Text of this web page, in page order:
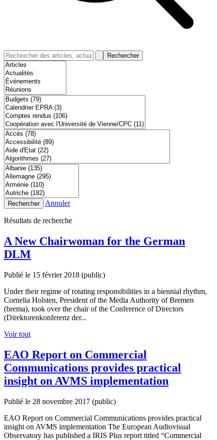
Rechercher
Rechercher Annuler
Résultats de recherche
A New Chairwoman for the German
DLM
Publié le 15 février 2018 (public)
Under their regime of rotating responsibilities in a biennial rhythm,
Cornelia Holsten, President of the Media Authority of Bremen
(brema), took over the chair of the Conference of Directors
(Direktorenkonferenz der...
Voir tout
EAO Report on Commercial
Communications provides practical
insight on AVMS implementation
Publié le 28 novembre 2017 (public)
EAO Report on Commercial Communications provides practical
insight on AVMS implementation The European Audiovisual
Observatory has published a IRIS Plus report titled “Commercial